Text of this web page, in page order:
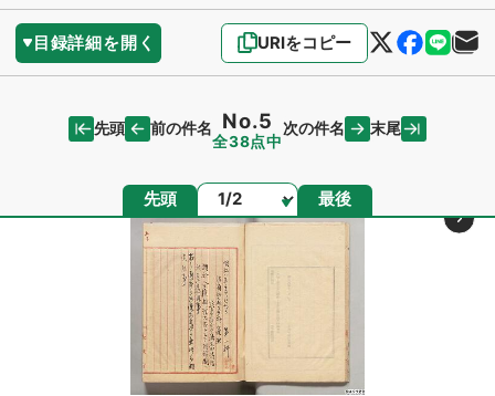
目録詳細を開く URIをコピー
先頭 前の件名 No.5
全38点中
次の件名 末尾
先頭 ページ 最後